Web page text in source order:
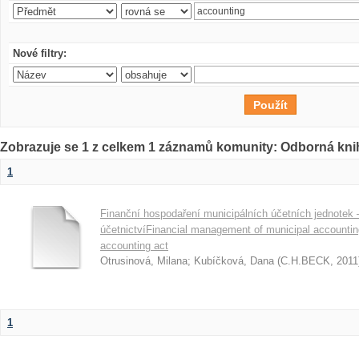
Nové filtry:
Zobrazuje se 1 z celkem 1 záznamů komunity: Odborná
1
Finanční hospodaření municipálních účetních jednotek
účetnictvíFinancial management of municipal
accounting act
Otrusinová, Milana; Kubíčková, Dana (C.H.BECK, 2011
1